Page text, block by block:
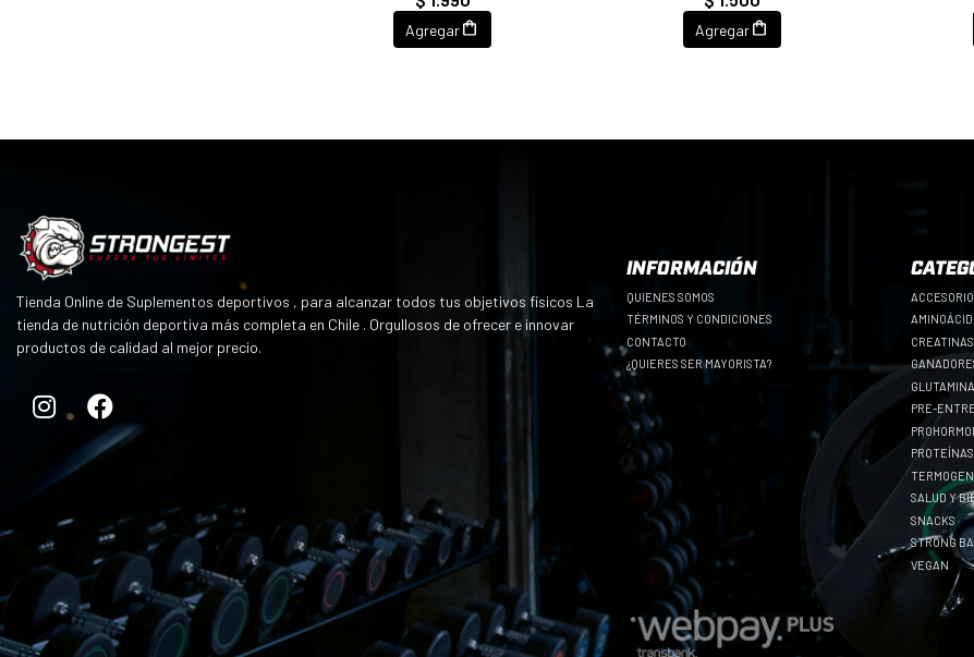
Agregar Agregar
Tienda Online de Suplementos deportivos , para alcanzar todos tus objetivos físicos La
tienda de nutrición deportiva más completa en Chile . Orgullosos de ofrecer e innovar
productos de calidad al mejor precio.
INFORMACIÓN
QUIENES SOMOS
TÉRMINOS Y CONDICIONES
CONTACTO
¿QUIERES SER MAYORISTA?
CREATINAS
PRE-
PROTEÍNAS
SALUD Y
SNACKS
STRONG
VEGAN